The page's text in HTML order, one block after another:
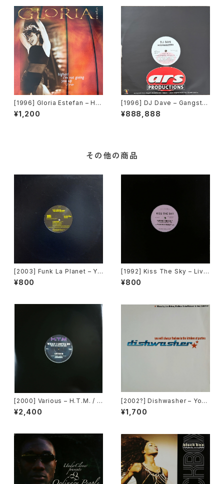
[1996] Gloria Estefan – Hig
her / I'm Not Giving You Up
[Epic][在庫B]
¥1,200
[1996] DJ Dave – Gangst
a's Paradise [ARS]
¥888,888
その他の商品
[2003] Funk La Planet – Yo
u Gave Me Love (Funk La
Planet 008) [Funk La Plane
¥800
[1992] Kiss The Sky – Livin
g For You / Voodoo Chile /
What Does It Take? / Don't
¥800
[2000] Various – H.T.M. / B
ack To "Disco" Request 0
0.00.13 [Avex Trax]
¥2,400
[2002?] Dishwasher – You
Will Always Find Me In The
Kitchen At Parties [Ka2 Mu
¥1,700